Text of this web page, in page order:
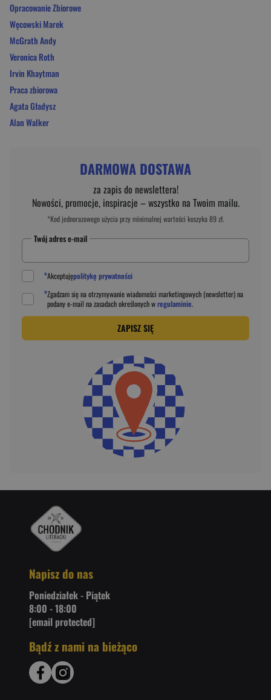
Opracowanie Zbiorowe
Węcowski Marek
McGrath Andy
Veronica Roth
Irvin Khaytman
Praca zbiorowa
Agata Gładysz
Alan Walker
DARMOWA DOSTAWA
za zapis do newslettera!
Nowości, promocje, inspiracje – wszystko na Twoim mailu.
*Kod jednorazowego użycia przy minimalnej wartości koszyka 89 zł.
Twój adres e-mail
*Akceptujępolitykę prywatności
*Zgadzam się na otrzymywanie wiadomości marketingowych (newsletter) na
podanye-mail na zasadach określonych wregulaminie.
ZAPISZ SIĘ
Napisz do nas
Poniedziałek - Piątek
8:00 - 18:00
[email protected]
Bądź z nami na bieżąco